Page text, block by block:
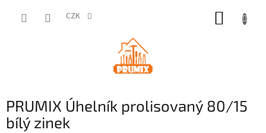
CZK
PRUMIX Úhelník prolisovaný 80/15
bílý zinek